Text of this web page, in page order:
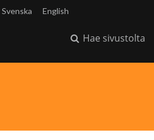
Svenska English
Hae sivustolta